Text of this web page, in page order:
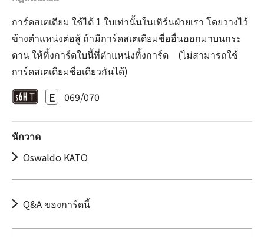
การ์ดสเตเดียม ใช้ได้ 1 ใบเท่านั้นในเทิร์นฝ่ายเรา โดยวางไว้
ข้างตำแหน่งต่อสู้ ถ้ามีการ์ดสเตเดียมชื่ออื่นออกมาบนกระ
ดาน ให้ทิ้งการ์ดใบนี้ที่ตำแหน่งทิ้งการ์ด (ไม่สามารถใช้
การ์ดสเตเดียมชื่อเดียวกันได้)
E 069/070
นักวาด
Oswaldo KATO
Q&A ของการ์ดนี้